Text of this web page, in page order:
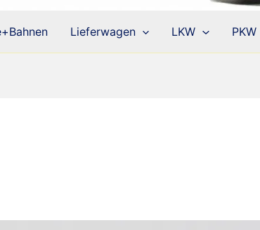
Lieferwagen LKW PKW